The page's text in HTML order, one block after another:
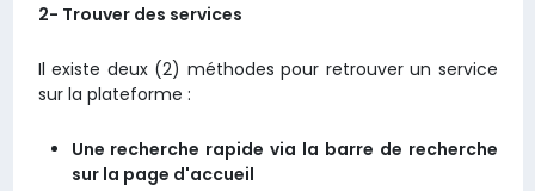
2- Trouver des services
Il existe deux (2) méthodes pour retrouver un service
sur la plateforme :
Une recherche rapide via la barre de recherche
sur la page d'accueil